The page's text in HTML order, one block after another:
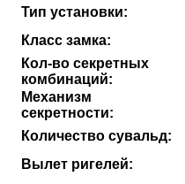
Тип установки:
Класс замка:
Кол-во секретных
комбинаций:
Механизм
секретности:
Количество сувальд:
Вылет ригелей: